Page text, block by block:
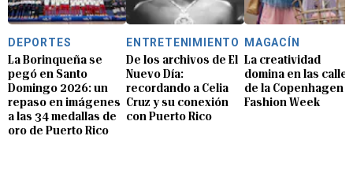
DEPORTES
La Borinqueña se
pegó en Santo
Domingo 2026: un
repaso en imágenes
a las 34 medallas de
oro de Puerto Rico
ENTRETENIMIENTO
De los archivos de El
Nuevo Día:
recordando a Celia
Cruz y su conexión
con Puerto Rico
MAGACÍN
La creatividad
domina en las calles
de la Copenhagen
Fashion Week